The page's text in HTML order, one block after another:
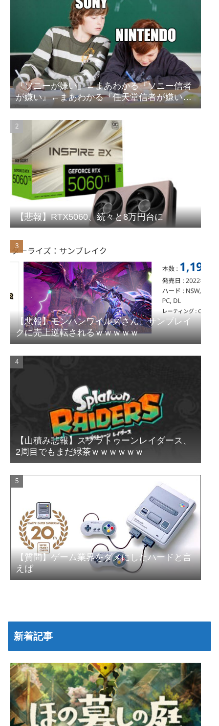
【試合実況】西武２軍スタメン 先発:杉山遙希（2026.8.9）
【朗報】竹内朱莉「整体で軍隊経験者と思われた。ダンス負荷
で、私の骨と筋肉はもうグチャグチャになっている」
なんでパチンコってこんな回らなくなったんだろうな…源さんと
かUCの時って1000円25ぐらい回ったもんな
欧州「日本だけ反則だろ…」 世界の『日本びいき』にヨーロッパ
全土から不満の声
【悲報】エルデンリング始めたけど難しい
GLAY・TERUとパフィー亜美のレアな夫婦ショットが公開
スマスロモンキーターンRED（セブンリーグ/山佐ネクスト）
【衝撃】痩せたい奴は「コレ」を飲むのガチでオススメｗｗｗｗ
ｗ
【ウマ娘】武さんが引退したらウマ娘に実装されそう
サイバスターが一番輝いてたスパロボ
【朗報】中居正広さん53歳、熊本で黒ニットをかぶりボランティ
アと寄付をしている模様
『ソニーが嫌い』←まあわかる『ソニー信者
が嫌い』←まあわかる『任天堂信者が嫌い』
←まあわかる
【悲報】RTX5060、続々と8万円台に
【悲報】モンハンワイルズさん、サンブレイ
クに売上逆転されるｗｗｗｗｗ
【山積み悲報】スプラトゥーンレイダース、
2周目でもまだ緑茶ｗｗｗｗｗｗ
【質問】ゲーム業界をダメにしたハードと言
えば
新着記事